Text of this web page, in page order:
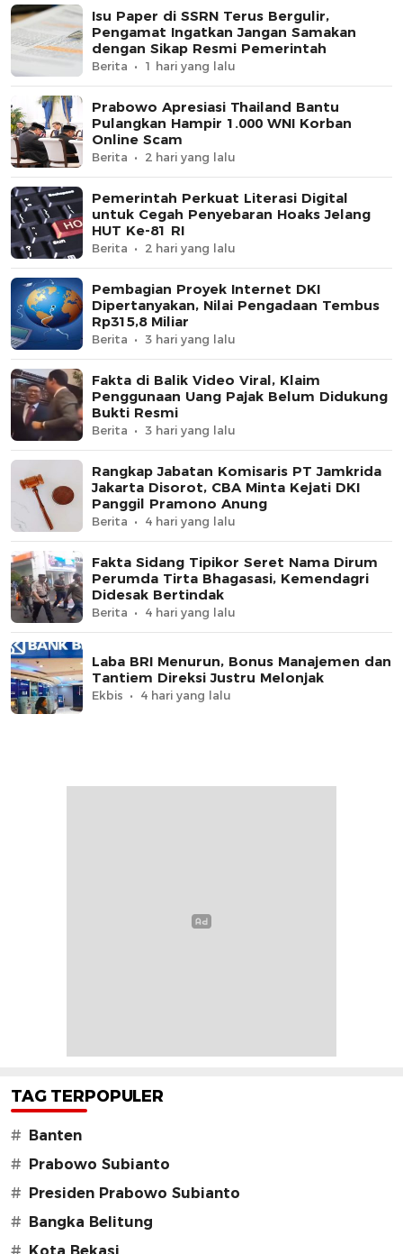
Isu Paper di SSRN Terus Bergulir,
Pengamat Ingatkan Jangan Samakan
dengan Sikap Resmi Pemerintah
Berita 1 hari yang lalu
Prabowo Apresiasi Thailand Bantu
Pulangkan Hampir 1.000 WNI Korban
Online Scam
Berita 2 hari yang lalu
Pemerintah Perkuat Literasi Digital
untuk Cegah Penyebaran Hoaks Jelang
HUT Ke-81 RI
Berita 2 hari yang lalu
Pembagian Proyek Internet DKI
Dipertanyakan, Nilai Pengadaan Tembus
Rp315,8 Miliar
Berita 3 hari yang lalu
Fakta di Balik Video Viral, Klaim
Penggunaan Uang Pajak Belum Didukung
Bukti Resmi
Berita 3 hari yang lalu
Rangkap Jabatan Komisaris PT Jamkrida
Jakarta Disorot, CBA Minta Kejati DKI
Panggil Pramono Anung
Berita 4 hari yang lalu
Fakta Sidang Tipikor Seret Nama Dirum
Perumda Tirta Bhagasasi, Kemendagri
Didesak Bertindak
Berita 4 hari yang lalu
Laba BRI Menurun, Bonus Manajemen dan
Tantiem Direksi Justru Melonjak
Ekbis 4 hari yang lalu
TAG TERPOPULER
# Banten
# Prabowo Subianto
# Presiden Prabowo Subianto
# Bangka Belitung
# Kota Bekasi